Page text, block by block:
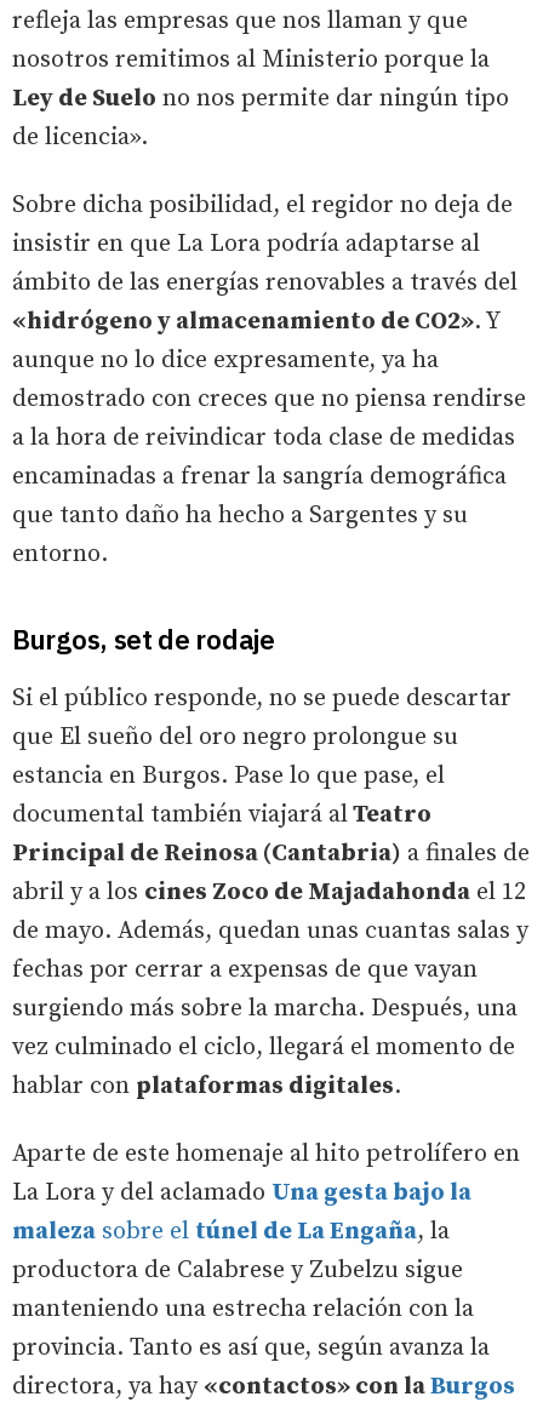
refleja las empresas que nos llaman y que
nosotros remitimos al Ministerio porque la
Ley de Suelo no nos permite dar ningún tipo
de licencia».
Sobre dicha posibilidad, el regidor no deja de
insistir en que La Lora podría adaptarse al
ámbito de las energías renovables a través del
«hidrógeno y almacenamiento de CO2». Y
aunque no lo dice expresamente, ya ha
demostrado con creces que no piensa rendirse
a la hora de reivindicar toda clase de medidas
encaminadas a frenar la sangría demográfica
que tanto daño ha hecho a Sargentes y su
entorno.
Burgos, set de rodaje
Si el público responde, no se puede descartar
que El sueño del oro negro prolongue su
estancia en Burgos. Pase lo que pase, el
documental también viajará alTeatro
Principal de Reinosa (Cantabria) a finales de
abril y a los cines Zoco de Majadahonda el 12
de mayo. Además, quedan unas cuantas salas y
fechas por cerrar a expensas de que vayan
surgiendo más sobre la marcha. Después, una
vez culminado el ciclo, llegará el momento de
hablar con plataformas digitales.
Aparte de este homenaje al hito petrolífero en
La Lora y del aclamado Una gesta bajo la
maleza sobre el túnel de La Engaña, la
productora de Calabrese y Zubelzu sigue
manteniendo una estrecha relación con la
provincia. Tanto es así que, según avanza la
directora, ya hay «contactos» con laBurgos